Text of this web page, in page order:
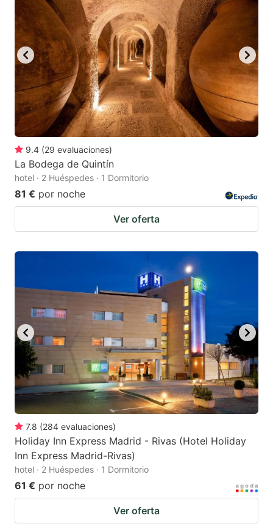
9.4 (29 evaluaciones)
La Bodega de Quintín
hotel · 2 Huéspedes · 1 Dormitorio
81 € por noche
Ver oferta
7.8 (284 evaluaciones)
Holiday Inn Express Madrid - Rivas (Hotel Holiday
Inn Express Madrid-Rivas)
hotel · 2 Huéspedes · 1 Dormitorio
61 € por noche
Ver oferta